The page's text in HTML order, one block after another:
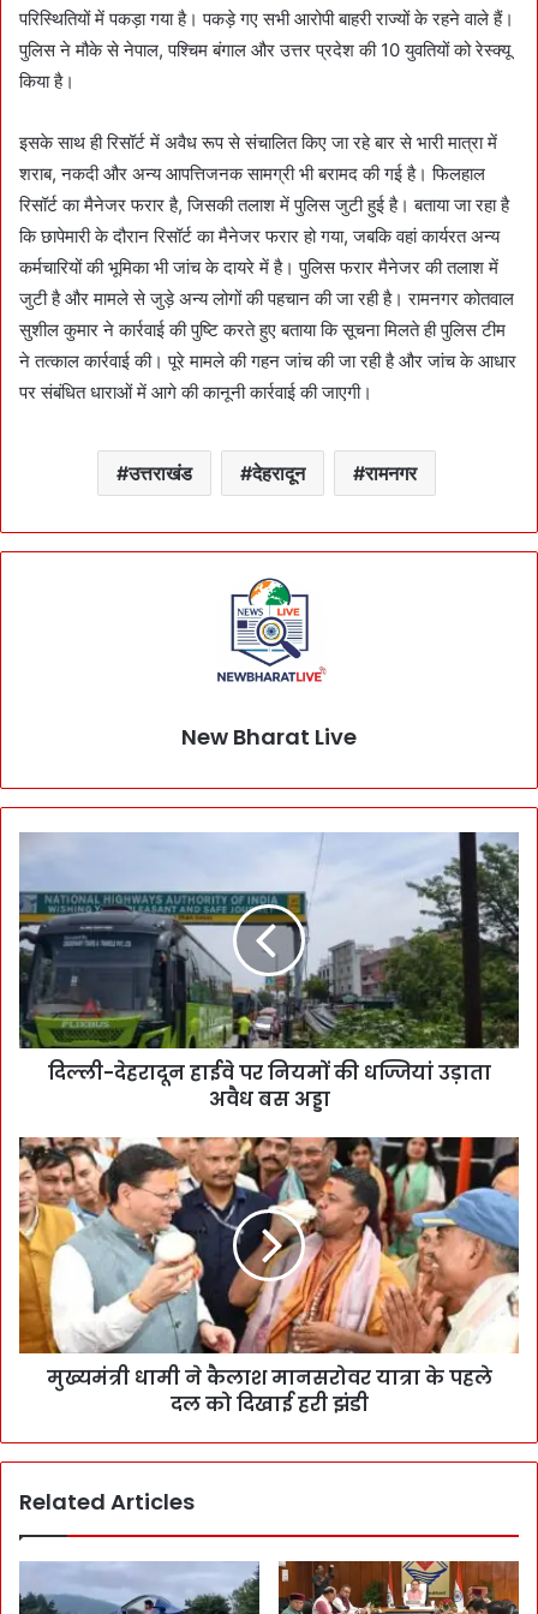
परिस्थितियों में पकड़ा गया है। पकड़े गए सभी आरोपी बाहरी राज्यों के रहने वाले हैं।
पुलिस ने मौके से नेपाल, पश्चिम बंगाल और उत्तर प्रदेश की 10 युवतियों को रेस्क्यू
किया है।
इसके साथ ही रिसॉर्ट में अवैध रूप से संचालित किए जा रहे बार से भारी मात्रा में
शराब, नकदी और अन्य आपत्तिजनक सामग्री भी बरामद की गई है। फिलहाल
रिसॉर्ट का मैनेजर फरार है, जिसकी तलाश में पुलिस जुटी हुई है। बताया जा रहा है
कि छापेमारी के दौरान रिसॉर्ट का मैनेजर फरार हो गया, जबकि वहां कार्यरत अन्य
कर्मचारियों की भूमिका भी जांच के दायरे में है। पुलिस फरार मैनेजर की तलाश में
जुटी है और मामले से जुड़े अन्य लोगों की पहचान की जा रही है। रामनगर कोतवाल
सुशील कुमार ने कार्रवाई की पुष्टि करते हुए बताया कि सूचना मिलते ही पुलिस टीम
ने तत्काल कार्रवाई की। पूरे मामले की गहन जांच की जा रही है और जांच के आधार
पर संबंधित धाराओं में आगे की कानूनी कार्रवाई की जाएगी।
उत्तराखंड देहरादून रामनगर
New Bharat Live
दिल्ली-देहरादून हाईवे पर नियमों की धज्जियां उड़ाता
अवैध बस अड्डा
मुख्यमंत्री धामी ने कैलाश मानसरोवर यात्रा के पहले
दल को दिखाई हरी झंडी
Related Articles